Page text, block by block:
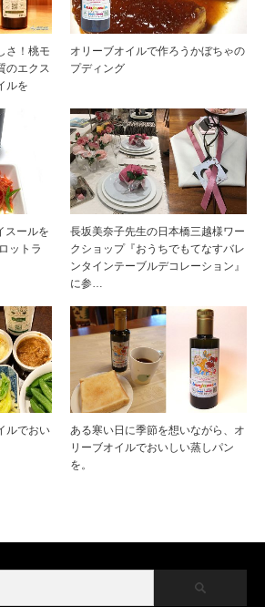
さ！桃モ
のエクス
ルを
オリーブオイルで作ろうかぼちゃの
プディング
スールを
ットラ
長坂美奈子先生の日本橋三越様ワー
クショップ『おうちでもてなすバレ
ンタインテーブルデコレーション』
に参…
ルでおい
ある寒い日に季節を想いながら、オ
リーブオイルでおいしい蒸しパン
を。